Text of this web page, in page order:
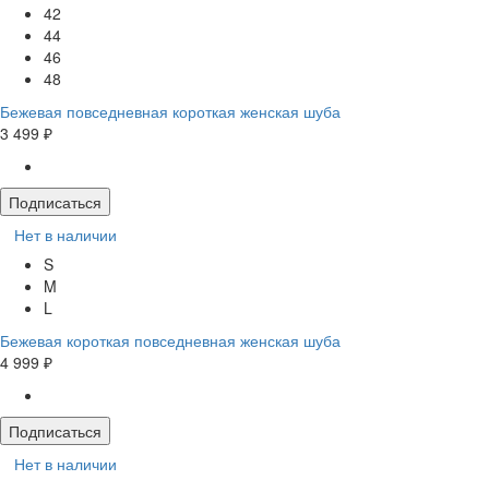
42
44
46
48
Бежевая повседневная короткая женская шуба
3 499 ₽
Подписаться
Нет в наличии
S
M
L
Бежевая короткая повседневная женская шуба
4 999 ₽
Подписаться
Нет в наличии